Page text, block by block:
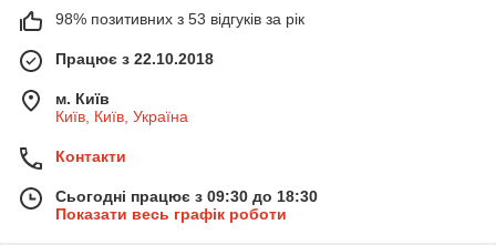
98% позитивних з 53 відгуків за рік
Працює з 22.10.2018
м. Київ
Київ, Київ, Україна
Контакти
Сьогодні працює з 09:30 до 18:30
Показати весь графік роботи